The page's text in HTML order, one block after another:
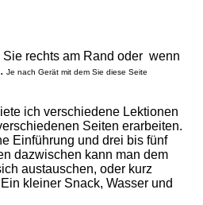
rechts am Rand oder wenn
Je nach Gerät mit dem Sie diese Seite
ich verschiedene Lektionen
Seiten erarbeiten.
Einführung und drei bis fünf
dazwischen kann man dem
austauschen, oder kurz
kleiner Snack, Wasser und